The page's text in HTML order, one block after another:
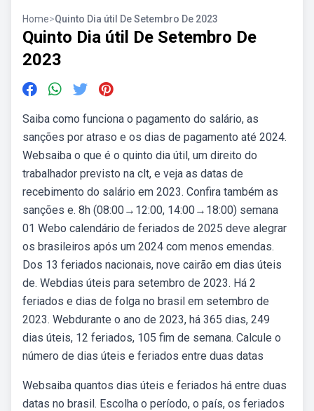
Home>Quinto Dia útil De Setembro De 2023
Quinto Dia útil De Setembro De
2023
Saiba como funciona o pagamento do salário, as
sanções por atraso e os dias de pagamento até 2024.
Websaiba o que é o quinto dia útil, um direito do
trabalhador previsto na clt, e veja as datas de
recebimento do salário em 2023. Confira também as
sanções e. 8h (08:00→12:00, 14:00→18:00) semana
01 Webo calendário de feriados de 2025 deve alegrar
os brasileiros após um 2024 com menos emendas.
Dos 13 feriados nacionais, nove cairão em dias úteis
de. Webdias úteis para setembro de 2023. Há 2
feriados e dias de folga no brasil em setembro de
2023. Webdurante o ano de 2023, há 365 dias, 249
dias úteis, 12 feriados, 105 fim de semana. Calcule o
número de dias úteis e feriados entre duas datas
Websaiba quantos dias úteis e feriados há entre duas
datas no brasil. Escolha o período, o país, os feriados